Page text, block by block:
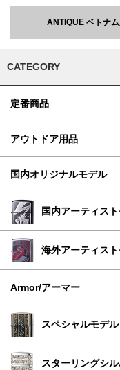
ANTIQUE ベトナ
CATEGORY
定番商品
アウトドア用品
国内オリジナルモデル
国内アーティス
海外アーティス
Armor/アーマー
スペシャルモデル
スターリングシ